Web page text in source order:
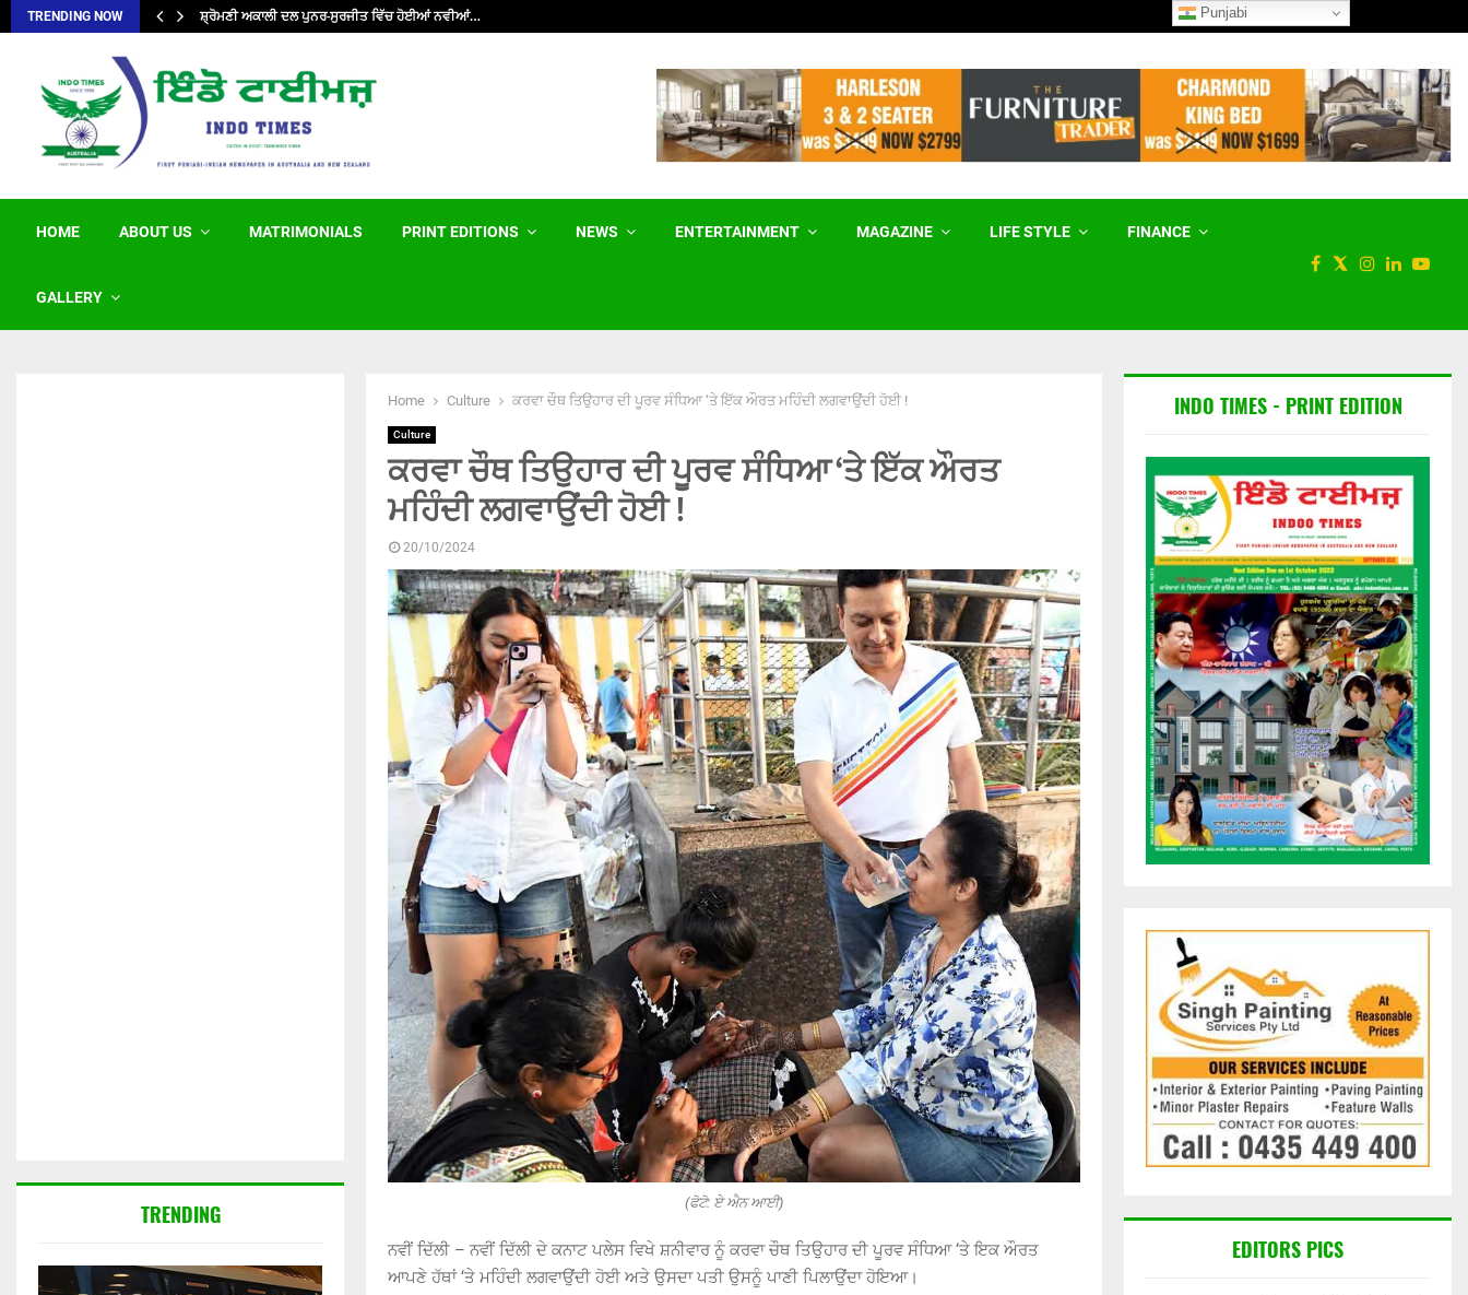
TRENDING NOW ਸ਼੍ਰੋਮਣੀ ਅਕਾਲੀ ਦਲ ਪੁਨਰ-ਸੁਰਜੀਤ ਵਿੱਚ ਹੋਈਆਂ ਨਵੀਆਂ… ਮੋਜਤਬਾ ਖਮੇਨੀ ਵਾਰੇ ਈਰਾਨ ਦੇ ਨਵੇਂ
HOME ABOUT US MATRIMONIALS PRINT EDITIONS NEWS ENTERTAINMENT MAGAZINE LIFE STYLE FINANCE
GALLERY
Home Culture ਕਰਵਾ ਚੌਥ ਤਿਉਹਾਰ ਦੀ ਪੂਰਵ ਸੰਧਿਆ ‘ਤੇ ਇੱਕ ਔਰਤ ਮਹਿੰਦੀ ਲਗਵਾਉਂਦੀ ਹੋਈ !
Culture
ਕਰਵਾ ਚੌਥ ਤਿਉਹਾਰ ਦੀ ਪੂਰਵ ਸੰਧਿਆ ‘ਤੇ ਇੱਕ ਔਰਤ
ਮਹਿੰਦੀ ਲਗਵਾਉਂਦੀ ਹੋਈ !
20/10/2024
(ਫੋਟੋ: ਏ ਐਨ ਆਈ)
ਨਵੀਂ ਦਿੱਲੀ – ਨਵੀਂ ਦਿੱਲੀ ਦੇ ਕਨਾਟ ਪਲੇਸ ਵਿਖੇ ਸ਼ਨੀਵਾਰ ਨੂੰ ਕਰਵਾ ਚੌਥ ਤਿਉਹਾਰ ਦੀ ਪੂਰਵ ਸੰਧਿਆ ‘ਤੇ ਇਕ ਔਰਤ
ਆਪਣੇ ਹੱਥਾਂ ‘ਤੇ ਮਹਿੰਦੀ ਲਗਵਾਉਂਦੀ ਹੋਈ ਅਤੇ ਉਸਦਾ ਪਤੀ ਉਸਨੂੰ ਪਾਣੀ ਪਿਲਾਉਂਦਾ ਹੋਇਆ।
TRENDING
INDO TIMES - PRINT EDITION
EDITORS PICS
Punjabi